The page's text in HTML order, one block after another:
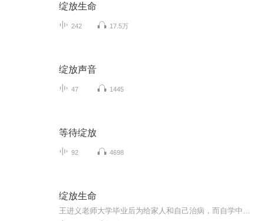
绽放生命
242 17.5万
绽放声音
47 1445
等待绽放
92 4698
绽放生命